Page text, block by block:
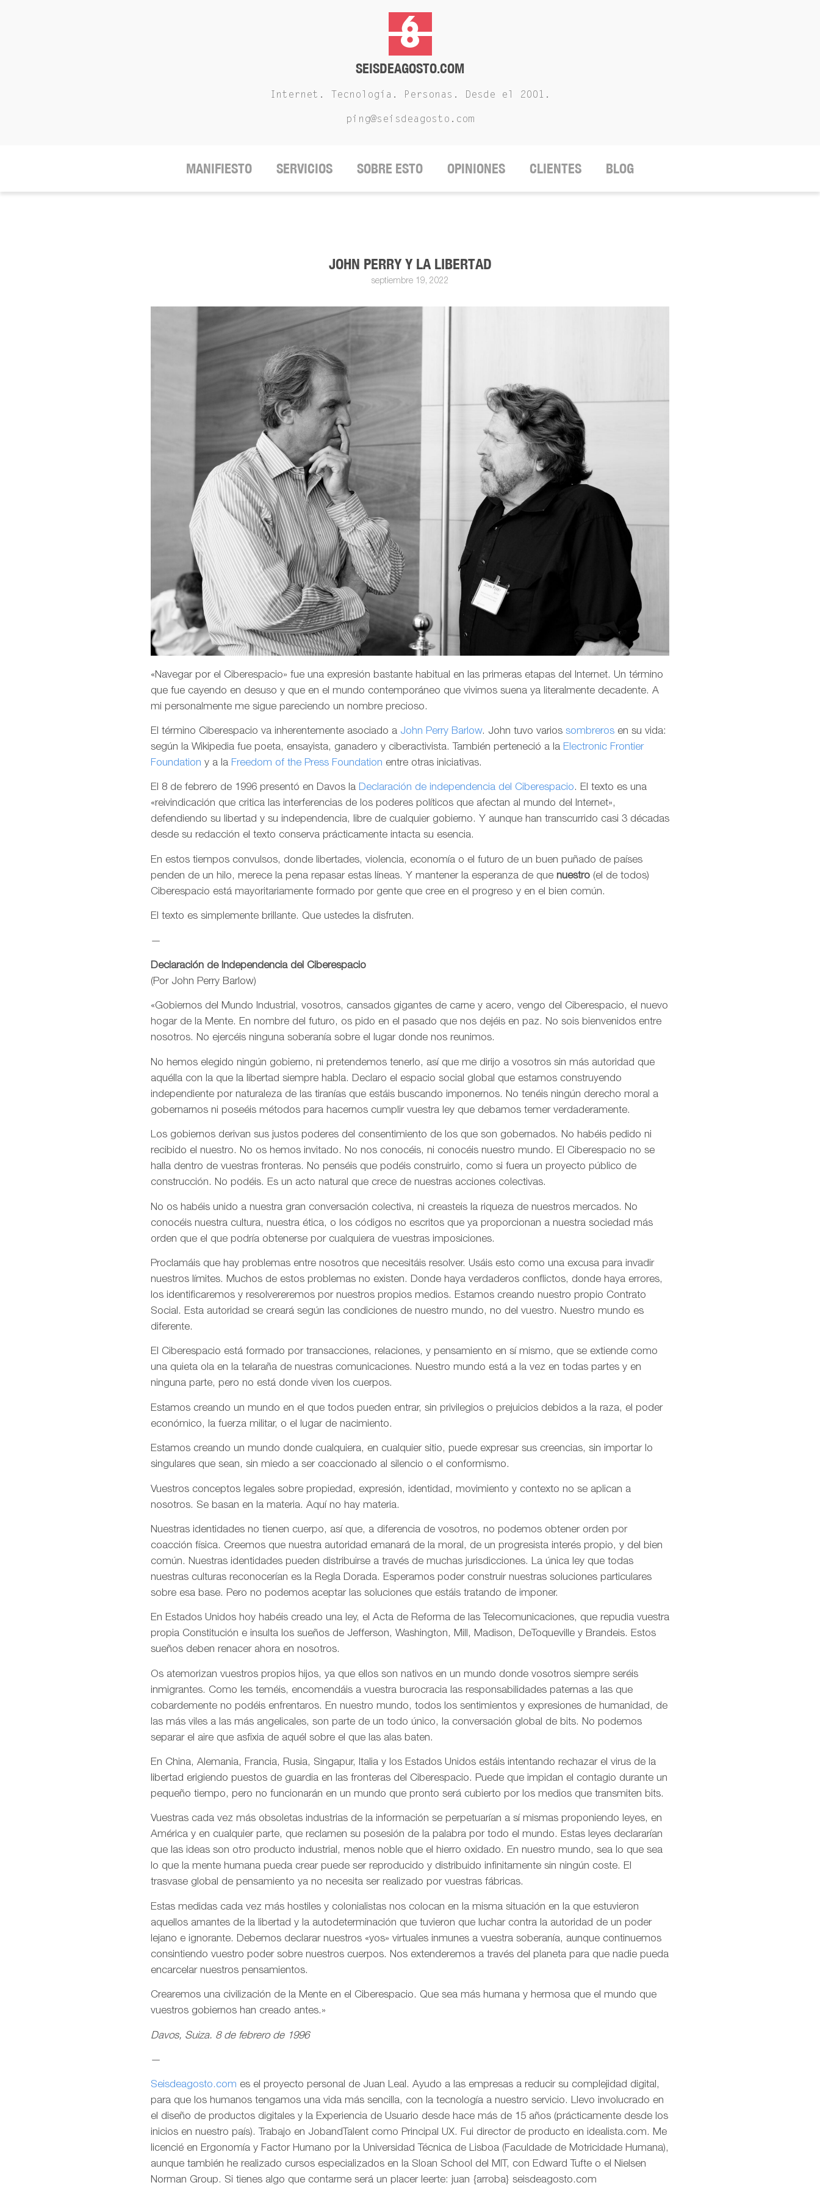
SEISDEAGOSTO.COM
Internet. Tecnología. Personas. Desde el 2001.
ping@seisdeagosto.com
MANIFIESTO SERVICIOS SOBRE ESTO OPINIONES CLIENTES BLOG
JOHN PERRY Y LA LIBERTAD
septiembre 19, 2022
«Navegar por el Ciberespacio» fue una expresión bastante habitual en las primeras etapas del Internet. Un término
que fue cayendo en desuso y que en el mundo contemporáneo que vivimos suena ya literalmente decadente. A
mi personalmente me sigue pareciendo un nombre precioso.
El término Ciberespacio va inherentemente asociado a John Perry Barlow. John tuvo varios sombreros en su vida:
según la Wikipedia fue poeta, ensayista, ganadero y ciberactivista. También perteneció a la Electronic Frontier
Foundation y a la Freedom of the Press Foundation entre otras iniciativas.
El 8 de febrero de 1996 presentó en Davos la Declaración de independencia del Ciberespacio. El texto es una
«reivindicación que critica las interferencias de los poderes políticos que afectan al mundo del Internet»,
defendiendo su libertad y su independencia, libre de cualquier gobierno. Y aunque han transcurrido casi 3 décadas
desde su redacción el texto conserva prácticamente intacta su esencia.
En estos tiempos convulsos, donde libertades, violencia, economía o el futuro de un buen puñado de países
penden de un hilo, merece la pena repasar estas líneas. Y mantener la esperanza de que nuestro (el de todos)
Ciberespacio está mayoritariamente formado por gente que cree en el progreso y en el bien común.
El texto es simplemente brillante. Que ustedes la disfruten.
—
Declaración de Independencia del Ciberespacio
(Por John Perry Barlow)
«Gobiernos del Mundo Industrial, vosotros, cansados gigantes de carne y acero, vengo del Ciberespacio, el nuevo
hogar de la Mente. En nombre del futuro, os pido en el pasado que nos dejéis en paz. No sois bienvenidos entre
nosotros. No ejercéis ninguna soberanía sobre el lugar donde nos reunimos.
No hemos elegido ningún gobierno, ni pretendemos tenerlo, así que me dirijo a vosotros sin más autoridad que
aquélla con la que la libertad siempre habla. Declaro el espacio social global que estamos construyendo
independiente por naturaleza de las tiranías que estáis buscando imponernos. No tenéis ningún derecho moral a
gobernarnos ni poseéis métodos para hacernos cumplir vuestra ley que debamos temer verdaderamente.
Los gobiernos derivan sus justos poderes del consentimiento de los que son gobernados. No habéis pedido ni
recibido el nuestro. No os hemos invitado. No nos conocéis, ni conocéis nuestro mundo. El Ciberespacio no se
halla dentro de vuestras fronteras. No penséis que podéis construirlo, como si fuera un proyecto público de
construcción. No podéis. Es un acto natural que crece de nuestras acciones colectivas.
No os habéis unido a nuestra gran conversación colectiva, ni creasteis la riqueza de nuestros mercados. No
conocéis nuestra cultura, nuestra ética, o los códigos no escritos que ya proporcionan a nuestra sociedad más
orden que el que podría obtenerse por cualquiera de vuestras imposiciones.
Proclamáis que hay problemas entre nosotros que necesitáis resolver. Usáis esto como una excusa para invadir
nuestros límites. Muchos de estos problemas no existen. Donde haya verdaderos conflictos, donde haya errores,
los identificaremos y resolvereremos por nuestros propios medios. Estamos creando nuestro propio Contrato
Social. Esta autoridad se creará según las condiciones de nuestro mundo, no del vuestro. Nuestro mundo es
diferente.
El Ciberespacio está formado por transacciones, relaciones, y pensamiento en sí mismo, que se extiende como
una quieta ola en la telaraña de nuestras comunicaciones. Nuestro mundo está a la vez en todas partes y en
ninguna parte, pero no está donde viven los cuerpos.
Estamos creando un mundo en el que todos pueden entrar, sin privilegios o prejuicios debidos a la raza, el poder
económico, la fuerza militar, o el lugar de nacimiento.
Estamos creando un mundo donde cualquiera, en cualquier sitio, puede expresar sus creencias, sin importar lo
singulares que sean, sin miedo a ser coaccionado al silencio o el conformismo.
Vuestros conceptos legales sobre propiedad, expresión, identidad, movimiento y contexto no se aplican a
nosotros. Se basan en la materia. Aquí no hay materia.
Nuestras identidades no tienen cuerpo, así que, a diferencia de vosotros, no podemos obtener orden por
coacción física. Creemos que nuestra autoridad emanará de la moral, de un progresista interés propio, y del bien
común. Nuestras identidades pueden distribuirse a través de muchas jurisdicciones. La única ley que todas
nuestras culturas reconocerían es la Regla Dorada. Esperamos poder construir nuestras soluciones particulares
sobre esa base. Pero no podemos aceptar las soluciones que estáis tratando de imponer.
En Estados Unidos hoy habéis creado una ley, el Acta de Reforma de las Telecomunicaciones, que repudia vuestra
propia Constitución e insulta los sueños de Jefferson, Washington, Mill, Madison, DeToqueville y Brandeis. Estos
sueños deben renacer ahora en nosotros.
Os atemorizan vuestros propios hijos, ya que ellos son nativos en un mundo donde vosotros siempre seréis
inmigrantes. Como les teméis, encomendáis a vuestra burocracia las responsabilidades paternas a las que
cobardemente no podéis enfrentaros. En nuestro mundo, todos los sentimientos y expresiones de humanidad, de
las más viles a las más angelicales, son parte de un todo único, la conversación global de bits. No podemos
separar el aire que asfixia de aquél sobre el que las alas baten.
En China, Alemania, Francia, Rusia, Singapur, Italia y los Estados Unidos estáis intentando rechazar el virus de la
libertad erigiendo puestos de guardia en las fronteras del Ciberespacio. Puede que impidan el contagio durante un
pequeño tiempo, pero no funcionarán en un mundo que pronto será cubierto por los medios que transmiten bits.
Vuestras cada vez más obsoletas industrias de la información se perpetuarían a sí mismas proponiendo leyes, en
América y en cualquier parte, que reclamen su posesión de la palabra por todo el mundo. Estas leyes declararían
que las ideas son otro producto industrial, menos noble que el hierro oxidado. En nuestro mundo, sea lo que sea
lo que la mente humana pueda crear puede ser reproducido y distribuido infinitamente sin ningún coste. El
trasvase global de pensamiento ya no necesita ser realizado por vuestras fábricas.
Estas medidas cada vez más hostiles y colonialistas nos colocan en la misma situación en la que estuvieron
aquellos amantes de la libertad y la autodeterminación que tuvieron que luchar contra la autoridad de un poder
lejano e ignorante. Debemos declarar nuestros «yos» virtuales inmunes a vuestra soberanía, aunque continuemos
consintiendo vuestro poder sobre nuestros cuerpos. Nos extenderemos a través del planeta para que nadie pueda
encarcelar nuestros pensamientos.
Crearemos una civilización de la Mente en el Ciberespacio. Que sea más humana y hermosa que el mundo que
vuestros gobiernos han creado antes.»
Davos, Suiza. 8 de febrero de 1996
—
Seisdeagosto.com es el proyecto personal de Juan Leal. Ayudo a las empresas a reducir su complejidad digital,
para que los humanos tengamos una vida más sencilla, con la tecnología a nuestro servicio. Llevo involucrado en
el diseño de productos digitales y la Experiencia de Usuario desde hace más de 15 años (prácticamente desde los
inicios en nuestro país). Trabajo en JobandTalent como Principal UX. Fui director de producto en idealista.com. Me
licencié en Ergonomía y Factor Humano por la Universidad Técnica de Lisboa (Faculdade de Motricidade Humana),
aunque también he realizado cursos especializados en la Sloan School del MIT, con Edward Tufte o el Nielsen
Norman Group. Si tienes algo que contarme será un placer leerte: juan {arroba} seisdeagosto.com